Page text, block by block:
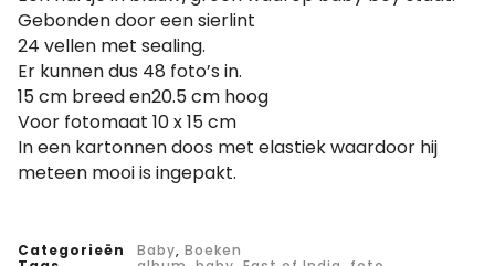
Gebonden door een sierlint
24 vellen met sealing.
Er kunnen dus 48 foto’s in.
15 cm breed en20.5 cm hoog
Voor fotomaat 10 x 15 cm
In een kartonnen doos met elastiek waardoor hij
meteen mooi is ingepakt.
Categorieën Baby, Boeken